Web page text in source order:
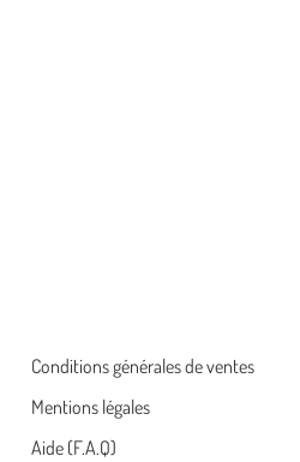
Conditions générales de ventes
Mentions légales
Aide (F.A.Q)